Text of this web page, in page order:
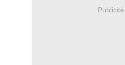
Publicité